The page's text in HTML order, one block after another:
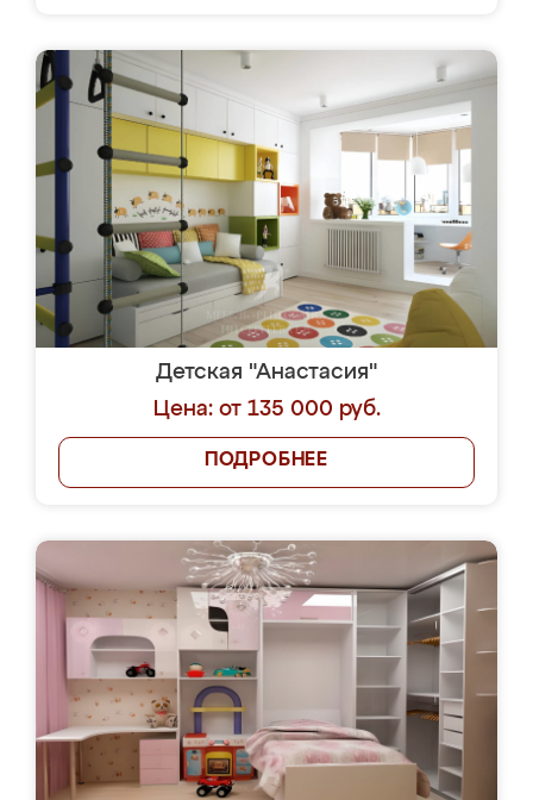
Детская "Анастасия"
Цена: от 135 000 руб.
ПОДРОБНЕЕ